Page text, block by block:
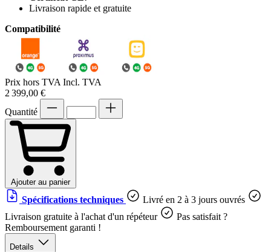
Livraison rapide et gratuite
Compatibilité
Prix hors TVA Incl. TVA
2 399,00 €
Quantité
Ajouter au panier
Spécifications techniques
Livré en 2 à 3 jours ouvrés
Livraison gratuite à l'achat d'un répéteur
Pas satisfait ?
Remboursement garanti !
Details